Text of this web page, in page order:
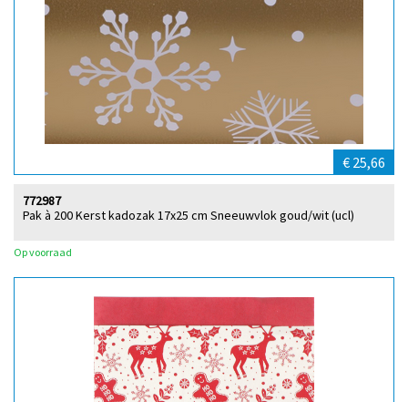
€ 25,66
Pak à 200 Kerst kadozak 17x25 cm Sneeuwvlok goud/wit (ucl)
772987
Op voorraad